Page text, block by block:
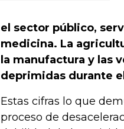
el sector público,
medicina. La
la manufactura y las
deprimidas durante
Estas cifras lo que
proceso de